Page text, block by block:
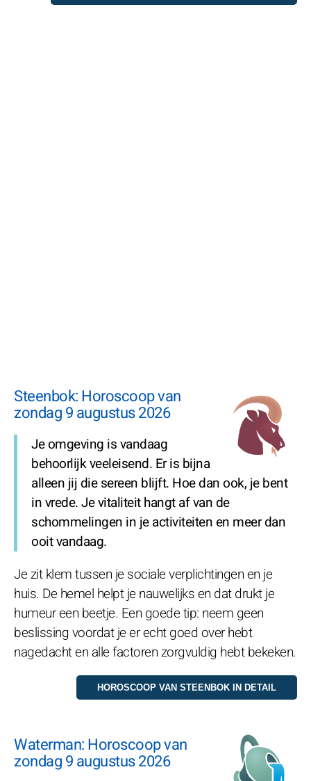
Steenbok: Horoscoop van
zondag 9 augustus 2026
Je omgeving is vandaag
behoorlijk veeleisend. Er is bijna
alleen jij die sereen blijft. Hoe dan ook, je bent
in vrede. Je vitaliteit hangt af van de
schommelingen in je activiteiten en meer dan
ooit vandaag.
Je zit klem tussen je sociale verplichtingen en je
huis. De hemel helpt je nauwelijks en dat drukt je
humeur een beetje. Een goede tip: neem geen
beslissing voordat je er echt goed over hebt
nagedacht en alle factoren zorgvuldig hebt bekeken.
Waterman: Horoscoop van
zondag 9 augustus 2026